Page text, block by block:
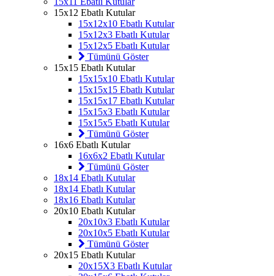
15x12 Ebatlı Kutular
15x12x10 Ebatlı Kutular
15x12x3 Ebatlı Kutular
15x12x5 Ebatlı Kutular
Tümünü Göster
15x15 Ebatlı Kutular
15x15x10 Ebatlı Kutular
15x15x15 Ebatlı Kutular
15x15x17 Ebatlı Kutular
15x15x3 Ebatlı Kutular
15x15x5 Ebatlı Kutular
Tümünü Göster
16x6 Ebatlı Kutular
16x6x2 Ebatlı Kutular
Tümünü Göster
18x14 Ebatlı Kutular
18x14 Ebatlı Kutular
18x16 Ebatlı Kutular
20x10 Ebatlı Kutular
20x10x3 Ebatlı Kutular
20x10x5 Ebatlı Kutular
Tümünü Göster
20x15 Ebatlı Kutular
20x15X3 Ebatlı Kutular